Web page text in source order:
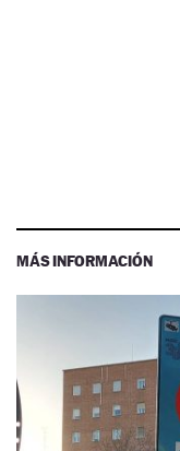
MÁS INFORMACIÓN